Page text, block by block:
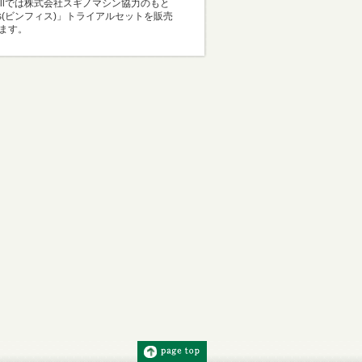
では株式会社スギノマシン協力のもと
ビンフィス)」トライアルセットを販売
す。